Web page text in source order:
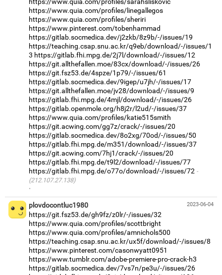
https://www.quia.com/profiles/linegallegos
https://www.quia.com/profiles/sheriri
https://www.pinterest.com/tobenhammad
https://gitlab.socmedica.dev/j2zkb/8z9b/-/issues/19
https://teaching.csap.snu.ac.kr/q9eb/download/-/issues/1
3 https://gitlab.fhi.mpg.de/2j7l/download/-/issues/12
https://git.allthefallen.moe/83cx/download/-/issues/26
https://git.fsz53.de/4spze/1p79/-/issues/61
https://gitlab.socmedica.dev/9igep/u7jh/-/issues/17
https://git.allthefallen.moe/jv28/download/-/issues/9
https://gitlab.fhi.mpg.de/4mjl/download/-/issues/26
https://gitlab.openmole.org/h8j2r/l2ud/-/issues/37
https://www.quia.com/profiles/katie515smith
https://git.acwing.com/gg7z/crack/-/issues/20
https://gitlab.socmedica.dev/8o2xg/70od/-/issues/50
https://gitlab.fhi.mpg.de/m351/download/-/issues/37
https://git.acwing.com/7hj1/crack/-/issues/20
https://gitlab.fhi.mpg.de/t9l2/download/-/issues/77
https://gitlab.fhi.mpg.de/o77o/download/-/issues/72
(212.107.27.138)
·
2023-06-04
plovdocontluc1980
https://git.fsz53.de/gh9fz/z0lr/-/issues/32
https://www.quia.com/profiles/scottbright
https://www.quia.com/profiles/amnichols500
https://teaching.csap.snu.ac.kr/ux5f/download/-/issues/8
https://www.pinterest.com/casonwyatt0951
https://www.tumblr.com/adobe-premiere-pro-crack-h3
https://gitlab.socmedica.dev/7vs7n/pe3u/-/issues/26